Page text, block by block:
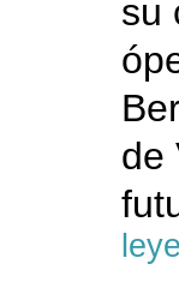
su
de